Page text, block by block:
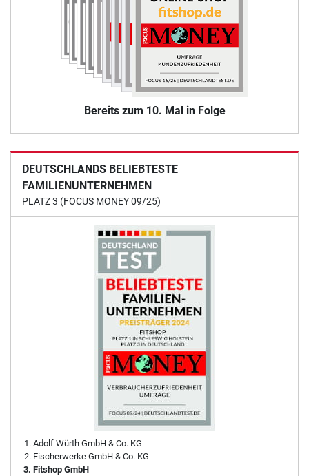
Bereits zum 10. Mal in Folge
DEUTSCHLANDS BELIEBTESTE
FAMILIENUNTERNEHMEN
PLATZ 3 (FOCUS MONEY 09/25)
Adolf Würth GmbH & Co. KG
Fischerwerke GmbH & Co. KG
Fitshop GmbH